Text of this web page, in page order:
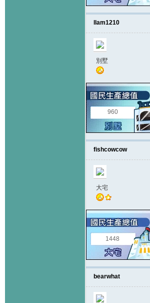
llam1210
別墅
960
fishcowcow
大宅
1448
bearwhat